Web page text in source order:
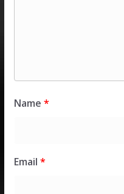
Name *
Email *